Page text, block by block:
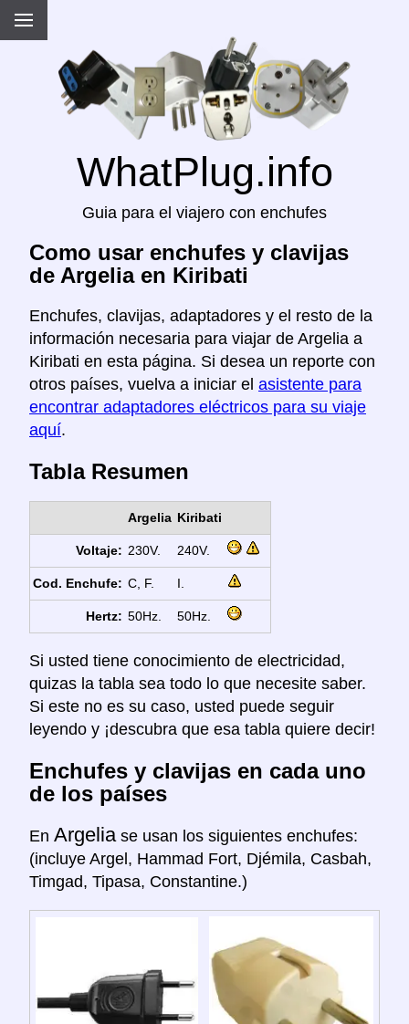
WhatPlug.info
Guia para el viajero con enchufes
Como usar enchufes y clavijas
de Argelia en Kiribati
Enchufes, clavijas, adaptadores y el resto de la
información necesaria para viajar de Argelia a
Kiribati en esta página. Si desea un reporte con
otros países, vuelva a iniciar el asistente para
encontrar adaptadores eléctricos para su viaje
aquí.
Tabla Resumen
Argelia Kiribati
Voltaje: 230V. 240V.
Cod. Enchufe: C, F. I.
Hertz: 50Hz. 50Hz.
Si usted tiene conocimiento de electricidad,
quizas la tabla sea todo lo que necesite saber.
Si este no es su caso, usted puede seguir
leyendo y ¡descubra que esa tabla quiere decir!
Enchufes y clavijas en cada uno
de los países
En Argelia se usan los siguientes enchufes:
(incluye Argel, Hammad Fort, Djémila, Casbah,
Timgad, Tipasa, Constantine.)